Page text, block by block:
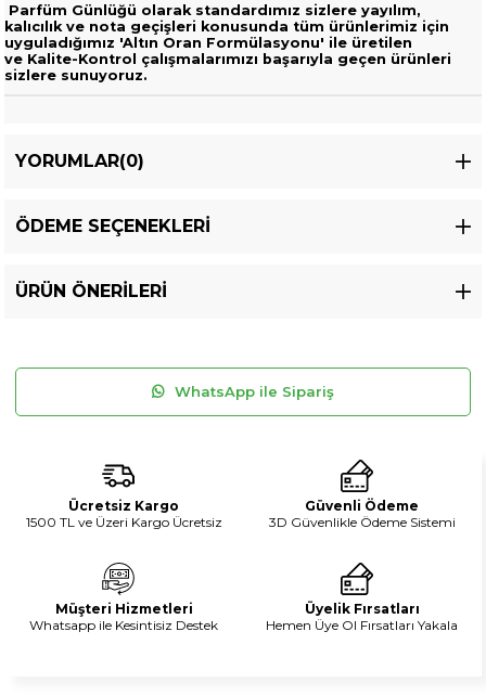
Parfüm Günlüğü olarak standardımız sizlere yayılım,
kalıcılık ve nota geçişleri konusunda tüm ürünlerimiz için
uyguladığımız 'Altın Oran Formülasyonu' ile üretilen
ve Kalite-Kontrol çalışmalarımızı başarıyla geçen ürünleri
sizlere sunuyoruz.
YORUMLAR(0)
ÖDEME SEÇENEKLERI
ÜRÜN ÖNERILERI
WhatsApp ile Sipariş
Ücretsiz Kargo
1500 TL ve Üzeri Kargo Ücretsiz
Güvenli Ödeme
3D Güvenlikle Ödeme Sistemi
Müşteri Hizmetleri
Whatsapp ile Kesintisiz Destek
Üyelik Fırsatları
Hemen Üye Ol Fırsatları Yakala